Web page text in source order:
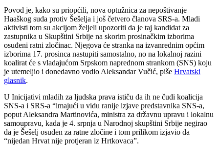
Povod je, kako su priopćili, nova optužnica za nepoštivanje
Haaškog suda protiv Šešelja i još četvero članova SRS-a. Mladi
aktivisti tom su akcijom željeli upozoriti da je taj kandidat za
zastupnika u Skupštini Srbije na skorim prosinačkim izborima
osuđeni ratni zločinac. Njegova će stranka na izvanrednim općim
izborima 17. prosinca nastupiti samostalno, no na lokalnoj razini
koalirat će s vladajućom Srpskom naprednom strankom (SNS) koju
je utemeljio i donedavno vodio Aleksandar Vučić, piše Hrvatski
glasnik.
U Inicijativi mladih za ljudska prava ističu da ih ne čudi koalicija
SNS-a i SRS-a “imajući u vidu ranije izjave predstavnika SNS-a,
poput Aleksandra Martinovića, ministra za državnu upravu i lokalnu
samoupravu, kada je 4. srpnja u Narodnoj skupštini Srbije negirao
da je Šešelj osuđen za ratne zločine i tom prilikom izjavio da
“nijedan Hrvat nije protjeran iz Hrtkovaca”.